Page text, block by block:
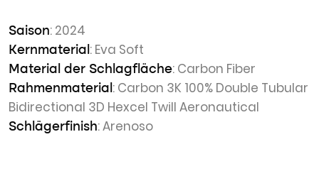
Saison: 2024
Kernmaterial : Eva Soft
Material der Schlagfläche: Carbon Fiber
Rahmenmaterial : Carbon 3K 100% Double Tubular
Bidirectional 3D Hexcel Twill Aeronautical
Schlägerfinish: Arenoso